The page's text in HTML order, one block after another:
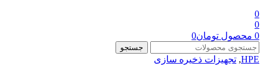
0
0
0 محصول تومان0
جستجو
HPE
, تجهیزات ذخیره سازی